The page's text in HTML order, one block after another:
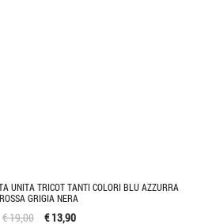
UNITA TRICOT TANTI COLORI BLU AZZURRA
ROSSA GRIGIA NERA
€ 19,00 € 13,90